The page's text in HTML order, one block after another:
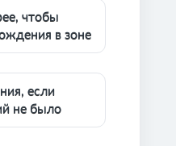
чтобы
в зоне
если
не было